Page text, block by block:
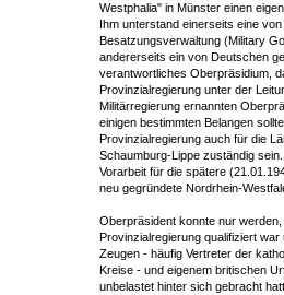
Westphalia" in Münster einen
Ihm unterstand einerseits eine
Besatzungsverwaltung (Military
andererseits ein von Deutschen
verantwortliches Oberpräsidium,
Provinzialregierung unter der
Militärregierung ernannten
einigen bestimmten Belangen
Provinzialregierung auch für die
Schaumburg-Lippe zuständig
Vorarbeit für die spätere
neu gegründete Nordrhein-
Oberpräsident konnte nur
Provinzialregierung qualifiziert
Zeugen - häufig Vertreter der
Kreise - und eigenem britischen
unbelastet hinter sich gebracht